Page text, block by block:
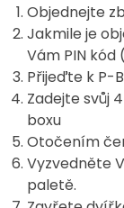
Objednejte
Jakmile je
Vám PIN kód
Přijeďte k P-
Zadejte svůj
boxu
Otočením
Vyzvedněte
paletě.